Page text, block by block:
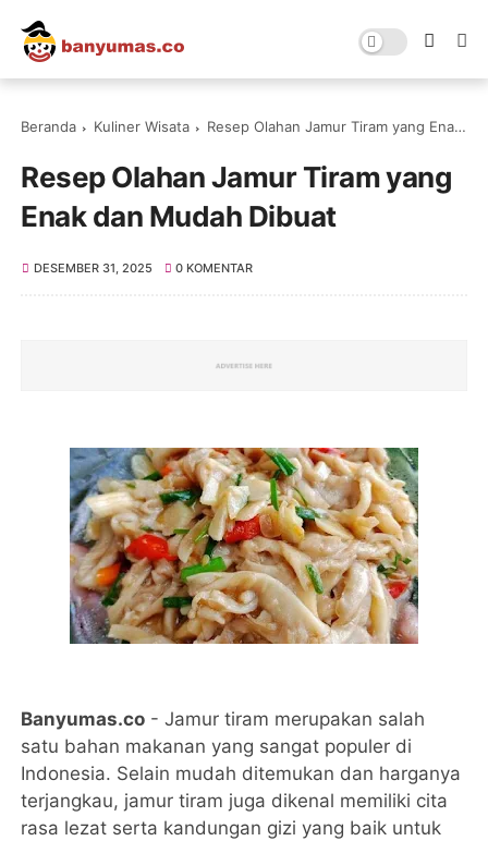
Beranda Kuliner Wisata Resep Olahan Jamur Tiram yang Enak dan Mudah Dibuat
Resep Olahan Jamur Tiram yang
Enak dan Mudah Dibuat
DESEMBER 31, 2025 0 KOMENTAR
Banyumas.co - Jamur tiram merupakan salah
satu bahan makanan yang sangat populer di
Indonesia. Selain mudah ditemukan dan harganya
terjangkau, jamur tiram juga dikenal memiliki cita
rasa lezat serta kandungan gizi yang baik untuk